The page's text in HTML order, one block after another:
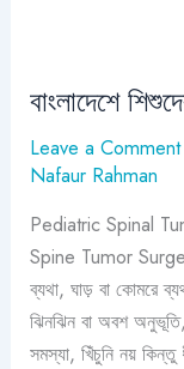
বাংলাদেশে
Leave a Comment
Nafaur Rahman
Pediatric Spinal
Spine Tumor
ব্যথা, ঘাড় বা কোমরে
ঝিনঝিন বা অবশ অনুভূতি,
সমস্যা, খিঁচুনি নয় কিন্তু
বাংলাদেশে
স্পাইনাল
চিকিৎসা